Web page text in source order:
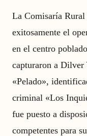
La Comisaría Rural
exitosamente el
en el centro
capturaron a
«Pelado»,
criminal «Los
fue puesto a
competentes para